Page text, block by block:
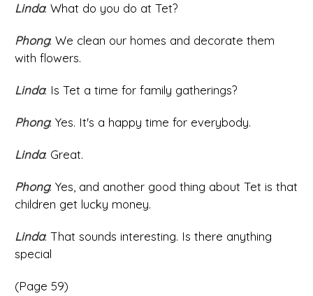
Linda: What do you do at Tet?
Phong: We clean our homes and decorate them
with flowers.
Linda: Is Tet a time for family gatherings?
Phong: Yes. It's a happy time for everybody.
Linda: Great.
Phong: Yes, and another good thing about Tet is that
children get lucky money.
Linda: That sounds interesting. Is there anything
special
(Page 59)